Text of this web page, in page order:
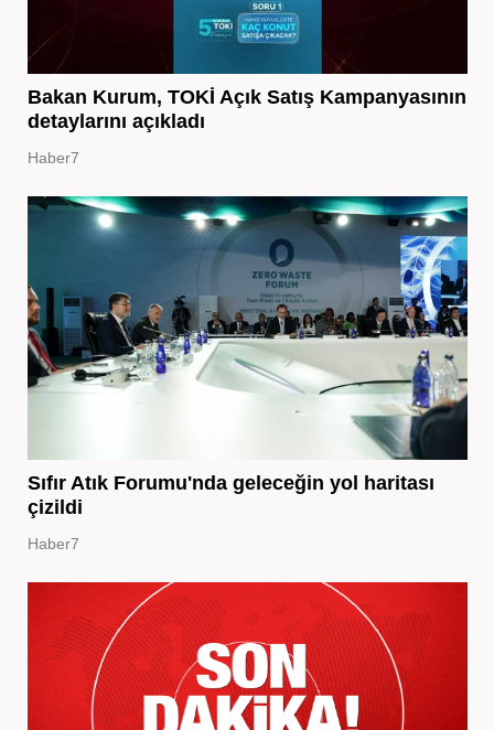
Bakan Kurum, TOKİ Açık Satış Kampanyasının
detaylarını açıkladı
Haber7
Sıfır Atık Forumu'nda geleceğin yol haritası
çizildi
Haber7